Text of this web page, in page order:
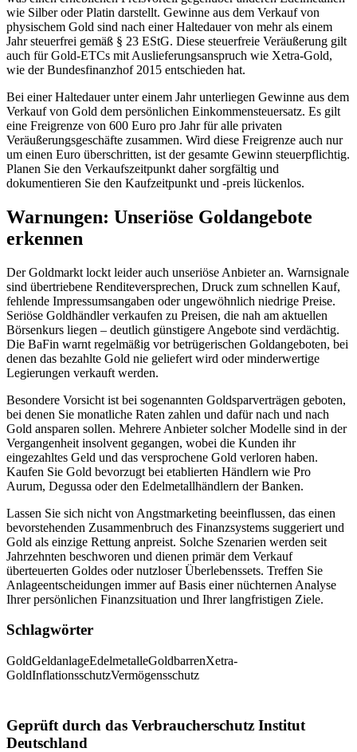
wie Silber oder Platin darstellt. Gewinne aus dem Verkauf von
physischem Gold sind nach einer Haltedauer von mehr als einem
Jahr steuerfrei gemäß § 23 EStG. Diese steuerfreie Veräußerung gilt
auch für Gold-ETCs mit Auslieferungsanspruch wie Xetra-Gold,
wie der Bundesfinanzhof 2015 entschieden hat.
Bei einer Haltedauer unter einem Jahr unterliegen Gewinne aus dem
Verkauf von Gold dem persönlichen Einkommensteuersatz. Es gilt
eine Freigrenze von 600 Euro pro Jahr für alle privaten
Veräußerungsgeschäfte zusammen. Wird diese Freigrenze auch nur
um einen Euro überschritten, ist der gesamte Gewinn steuerpflichtig.
Planen Sie den Verkaufszeitpunkt daher sorgfältig und
dokumentieren Sie den Kaufzeitpunkt und -preis lückenlos.
Warnungen: Unseriöse Goldangebote
erkennen
Der Goldmarkt lockt leider auch unseriöse Anbieter an. Warnsignale
sind übertriebene Renditeversprechen, Druck zum schnellen Kauf,
fehlende Impressumsangaben oder ungewöhnlich niedrige Preise.
Seriöse Goldhändler verkaufen zu Preisen, die nah am aktuellen
Börsenkurs liegen – deutlich günstigere Angebote sind verdächtig.
Die BaFin warnt regelmäßig vor betrügerischen Goldangeboten, bei
denen das bezahlte Gold nie geliefert wird oder minderwertige
Legierungen verkauft werden.
Besondere Vorsicht ist bei sogenannten Goldsparverträgen geboten,
bei denen Sie monatliche Raten zahlen und dafür nach und nach
Gold ansparen sollen. Mehrere Anbieter solcher Modelle sind in der
Vergangenheit insolvent gegangen, wobei die Kunden ihr
eingezahltes Geld und das versprochene Gold verloren haben.
Kaufen Sie Gold bevorzugt bei etablierten Händlern wie Pro
Aurum, Degussa oder den Edelmetallhändlern der Banken.
Lassen Sie sich nicht von Angstmarketing beeinflussen, das einen
bevorstehenden Zusammenbruch des Finanzsystems suggeriert und
Gold als einzige Rettung anpreist. Solche Szenarien werden seit
Jahrzehnten beschworen und dienen primär dem Verkauf
überteuerten Goldes oder nutzloser Überlebenssets. Treffen Sie
Anlageentscheidungen immer auf Basis einer nüchternen Analyse
Ihrer persönlichen Finanzsituation und Ihrer langfristigen Ziele.
Schlagwörter
GoldGeldanlageEdelmetalleGoldbarrenXetra-
GoldInflationsschutzVermögensschutz
Geprüft durch das Verbraucherschutz Institut
Deutschland